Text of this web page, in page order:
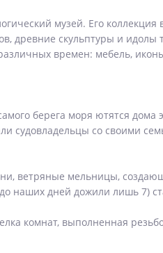
музей. Его
древние скульптуры и
времен: мебель,
берега моря ютятся
судовладельцы со своими
ветряные мельницы,
наших дней дожили лишь 7)
комнат, выполненная